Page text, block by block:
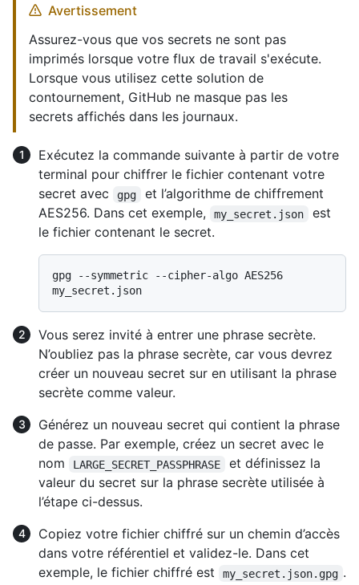
Avertissement
Assurez-vous que vos secrets ne sont pas
imprimés lorsque votre flux de travail s'exécute.
Lorsque vous utilisez cette solution de
contournement, GitHub ne masque pas les
secrets affichés dans les journaux.
Exécutez la commande suivante à partir de votre
terminal pour chiffrer le fichier contenant votre
secret avec
gpg
et l’algorithme de chiffrement
AES256. Dans cet exemple,
my_secret.json
est
le fichier contenant le secret.
gpg --symmetric --cipher-algo AES256
Vous serez invité à entrer une phrase secrète.
N’oubliez pas la phrase secrète, car vous devrez
créer un nouveau secret sur en utilisant la phrase
secrète comme valeur.
Générez un nouveau secret qui contient la phrase
de passe. Par exemple, créez un secret avec le
nom
LARGE_SECRET_PASSPHRASE
et définissez la
valeur du secret sur la phrase secrète utilisée à
l’étape ci-dessus.
Copiez votre fichier chiffré sur un chemin d’accès
dans votre référentiel et validez-le. Dans cet
exemple, le fichier chiffré est
my_secret.json.gpg .